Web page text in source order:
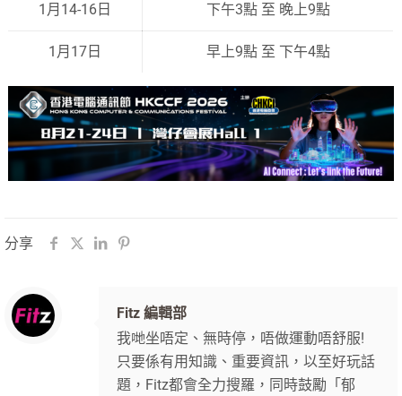
1月14-16日 下午3點 至 晚上9點
1月17日 早上9點 至 下午4點
分享
Fitz 編輯部
我哋坐唔定、無時停，唔做運動唔舒服!
只要係有用知識、重要資訊，以至好玩話
題，Fitz都會全力搜羅，同時鼓勵「郁